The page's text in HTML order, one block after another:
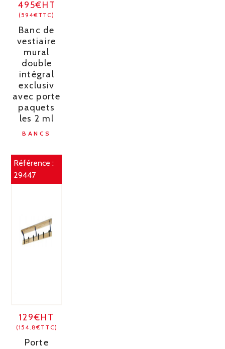
495€HT
(594€TTC)
Banc de
vestiaire
mural
double
intégral
exclusiv
avec porte
paquets
les 2 ml
BANCS
Référence :
29447
129€HT
(154.8€TTC)
Porte